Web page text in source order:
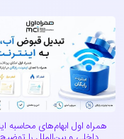
همراه اول ابهام‌های محاسبه